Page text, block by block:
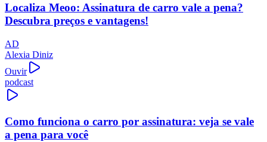
Localiza Meoo: Assinatura de carro vale a pena?
Descubra preços e vantagens!
AD
Alexia Diniz
Ouvir
podcast
Como funciona o carro por assinatura: veja se vale
a pena para você